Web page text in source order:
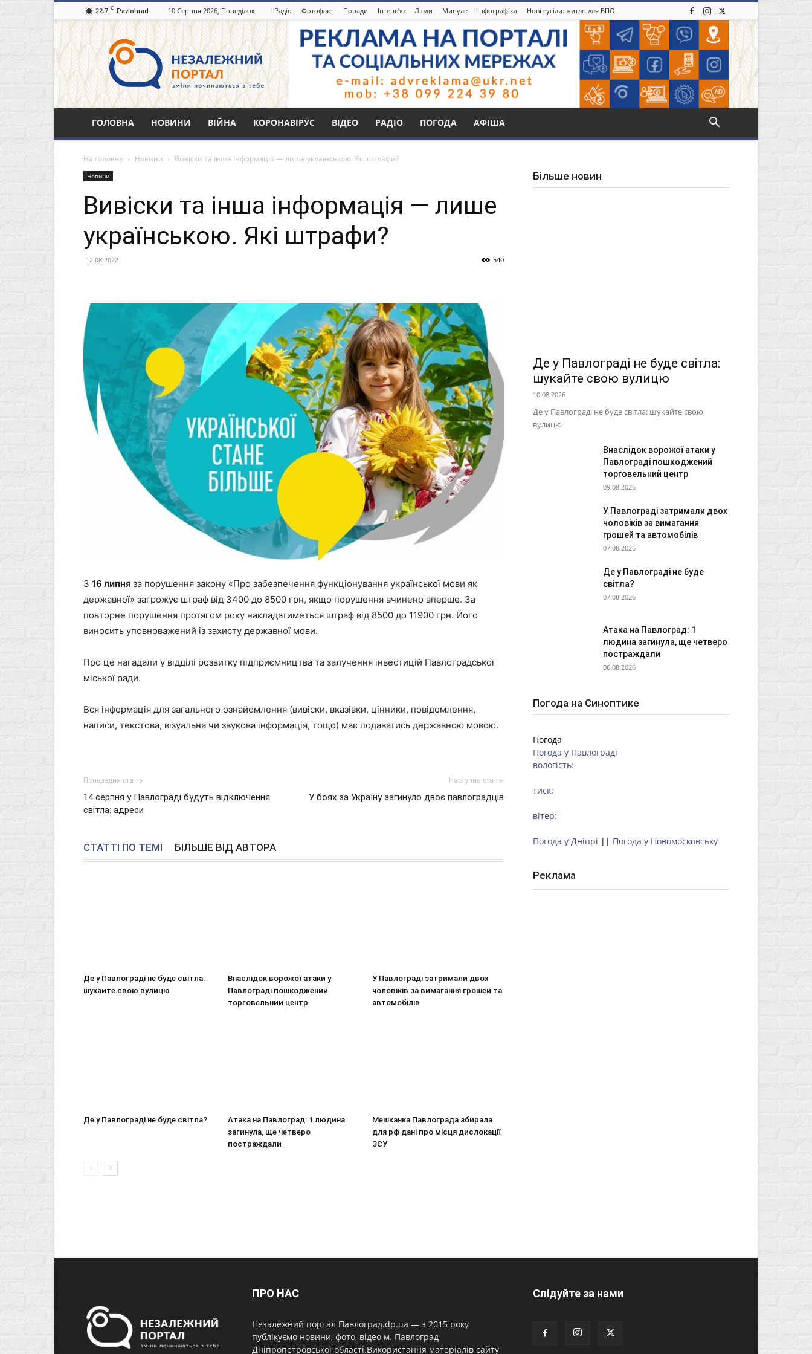
22.7 C Pavlohrad 10 Серпня 2026, Понеділок Радіо Фотофакт Поради Інтерв’ю Люди Минуле Інфографіка Нові сусіди: житло для ВПО
Незалежний
портал
Павлоград.dp.ua
ГОЛОВНА НОВИНИ ВІЙНА КОРОНАВІРУС ВІДЕО РАДІО ПОГОДА АФІША
На головну Новини Вивіски та інша інформація — лише українською. Які штрафи?
Новини
Вивіски та інша інформація — лише
українською. Які штрафи?
12.08.2022 540
З 16 липня за порушення закону «Про забезпечення функціонування української мови як
державної» загрожує штраф від 3400 до 8500 грн, якщо порушення вчинено вперше. За
повторне порушення протягом року накладатиметься штраф від 8500 до 11900 грн. Його
виносить уповноважений із захисту державної мови.
Про це нагадали у відділі розвитку підприємництва та залучення інвестицій Павлоградської
міської ради.
Вся інформація для загального ознайомлення (вивіски, вказівки, цінники, повідомлення,
написи, текстова, візуальна чи звукова інформація, тощо) має подаватись державною мовою.
Попередня стаття
14 серпня у Павлограді будуть відключення
світла: адреси
Наступна стаття
У боях за Україну загинуло двоє павлоградців
СТАТТІ ПО ТЕМІ БІЛЬШЕ ВІД АВТОРА
Де у Павлограді не буде світла:
шукайте свою вулицю
Внаслідок ворожої атаки у
Павлограді пошкоджений
торговельний центр
У Павлограді затримали двох
чоловіків за вимагання грошей та
автомобілів
Де у Павлограді не буде світла?
Атака на Павлоград: 1 людина
загинула, ще четверо
постраждали
Мешканка Павлограда збирала
для рф дані про місця дислокації
ЗСУ
Більше новин
Де у Павлограді не буде світла:
шукайте свою вулицю
10.08.2026
Де у Павлограді не буде світла: шукайте свою
вулицю
Внаслідок ворожої атаки у
Павлограді пошкоджений
торговельний центр
09.08.2026
У Павлограді затримали двох
чоловіків за вимагання
грошей та автомобілів
07.08.2026
Де у Павлограді не буде
світла?
07.08.2026
Атака на Павлоград: 1
людина загинула, ще четверо
постраждали
06.08.2026
Погода на Синоптике
Погода
Погода у Павлограді
вологість:
тиск:
вітер:
Погода у Дніпрі || Погода у Новомосковську
Реклама
ПРО НАС
Незалежний портал Павлоград.dp.ua — з 2015 року
публікуємо новини, фото, відео м. Павлоград
Дніпропетровської області.Використання матеріалів сайту
Слідуйте за нами